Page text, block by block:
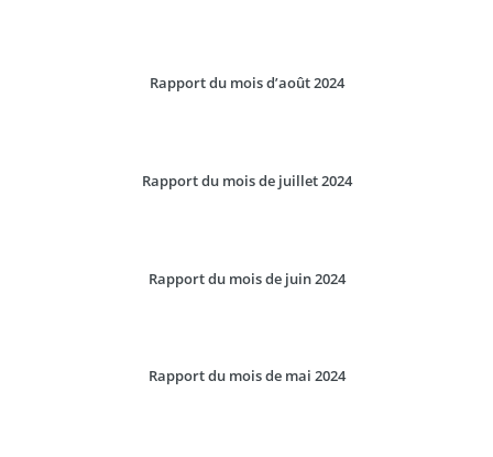
Rapport du mois d’août 2024
Rapport du mois de juillet 2024
Rapport du mois de juin 2024
Rapport du mois de mai 2024